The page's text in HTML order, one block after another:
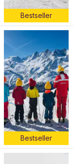
Bestseller
Bestseller